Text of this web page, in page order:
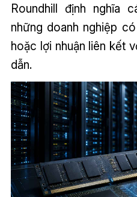
Roundhill định nghĩa
những doanh nghiệp
hoặc lợi nhuận liên kết
dẫn.